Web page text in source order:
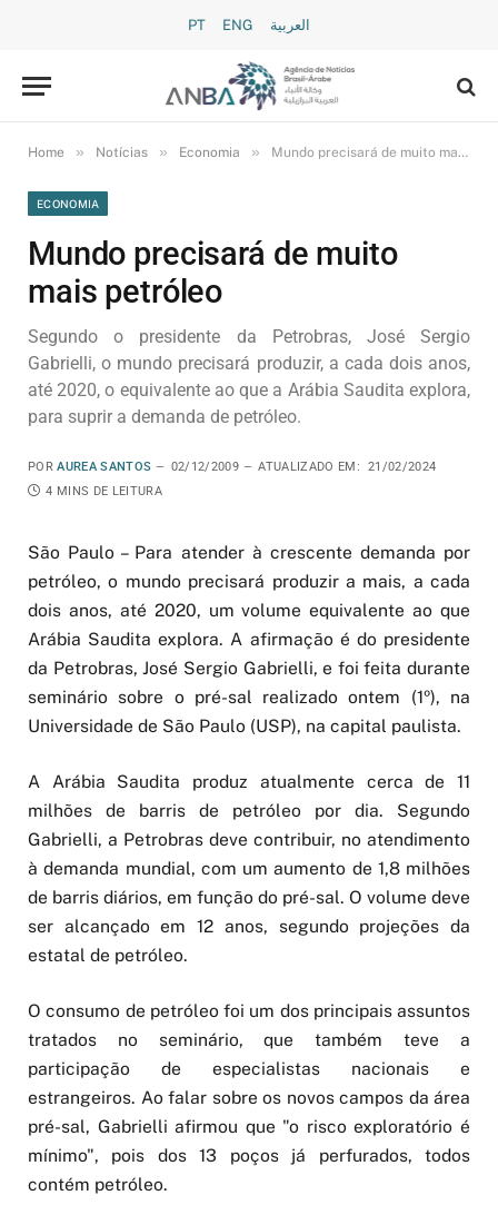
PT ENG العربية
Home » Notícias » Economia » Mundo precisará de muito mais petróleo
ECONOMIA
Mundo precisará de muito
mais petróleo
Segundo o presidente da Petrobras, José Sergio
Gabrielli, o mundo precisará produzir, a cada dois anos,
até 2020, o equivalente ao que a Arábia Saudita explora,
para suprir a demanda de petróleo.
POR AUREA SANTOS 02/12/2009 ATUALIZADO EM:
21/02/2024
4 MINS DE LEITURA
São Paulo – Para atender à crescente demanda por
petróleo, o mundo precisará produzir a mais, a cada
dois anos, até 2020, um volume equivalente ao que
Arábia Saudita explora. A afirmação é do presidente
da Petrobras, José Sergio Gabrielli, e foi feita durante
seminário sobre o pré-sal realizado ontem (1º), na
Universidade de São Paulo (USP), na capital paulista.
A Arábia Saudita produz atualmente cerca de 11
milhões de barris de petróleo por dia. Segundo
Gabrielli, a Petrobras deve contribuir, no atendimento
à demanda mundial, com um aumento de 1,8 milhões
de barris diários, em função do pré-sal. O volume deve
ser alcançado em 12 anos, segundo projeções da
estatal de petróleo.
O consumo de petróleo foi um dos principais assuntos
tratados no seminário, que também teve a
participação de especialistas nacionais e
estrangeiros. Ao falar sobre os novos campos da área
pré-sal, Gabrielli afirmou que "o risco exploratório é
mínimo", pois dos 13 poços já perfurados, todos
contém petróleo.